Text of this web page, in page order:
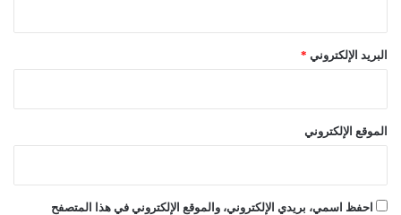
البريد الإلكتروني *
الموقع الإلكتروني
احفظ اسمي، بريدي الإلكتروني، والموقع الإلكتروني في هذا المتصفح